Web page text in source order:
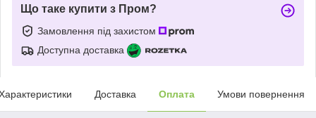
Що таке купити з Пром?
Замовлення під захистом
Доступна доставка
Доставка Оплата Умови повернення